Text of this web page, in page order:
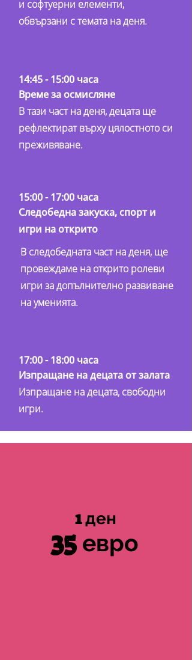
и софтуерни елементи,
обвързани с темата на деня.
14:45 - 15:00 часа
Време за осмисляне
В тази част на деня, децата ще
рефлектират върху цялостното си
преживяване.
15:00 - 17:00 часа
Следобедна закуска, спорт и
игри на открито
В следобедната част на деня, ще
провеждаме на открито ролеви
игри за допълнително развиване
на уменията.
17:00 - 18:00 часа
Изпращане на децата от залата
Изпращане на децата, свободни
игри.
35евро
1ден